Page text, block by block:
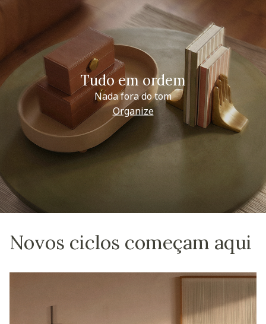
Tudo em ordem
Nada fora do tom
Organize
Novos ciclos começam aqui